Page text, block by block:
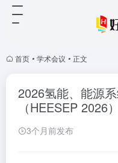
首页 • 学术会议 • 正文
2026氢能、能源
（HEESEP 2026）
3个月前发布